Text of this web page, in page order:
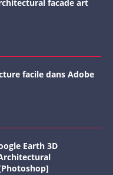
facade art
facile dans Adobe
Earth 3D